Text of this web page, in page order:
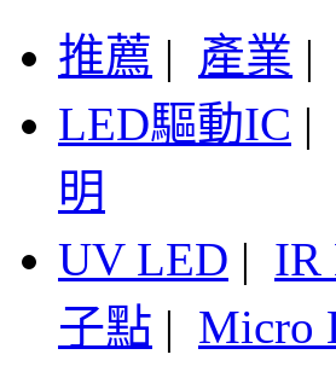
推薦 | 產業 |
LED驅動IC |
明
UV LED | IR
子點 | Micro